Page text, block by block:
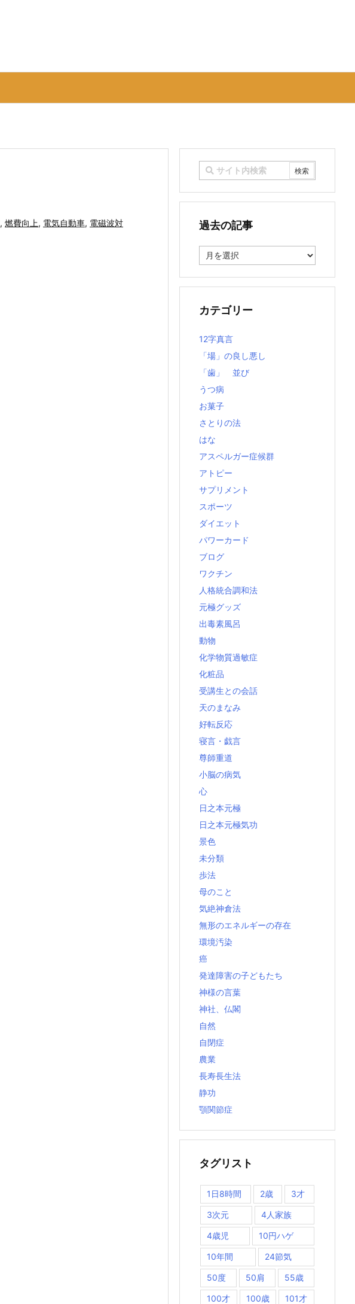
, 燃費向上, 電気自動車, 電磁波対
過去の記事
去
記
カテゴリー
12字真言
「場」の良し悪し
「歯」 並び
うつ病
お菓子
さとりの法
はな
アスペルガー症候群
アトピー
サプリメント
スポーツ
ダイエット
パワーカード
ブログ
ワクチン
人格統合調和法
元極グッズ
出毒素風呂
動物
化学物質過敏症
化粧品
受講生との会話
天のまなみ
好転反応
寝言・戯言
尊師重道
小脳の病気
心
日之本元極
日之本元極気功
景色
未分類
歩法
母のこと
気絶神倉法
無形のエネルギーの存在
環境汚染
癌
発達障害の子どもたち
神様の言葉
神社、仏閣
自然
自閉症
農業
長寿長生法
静功
顎関節症
タグリスト
1日8時間 2歳 3才
3次元 4人家族
4歳児 10円ハゲ
10年間 24節気
50度 50肩 55歳
100才 100歳 101才